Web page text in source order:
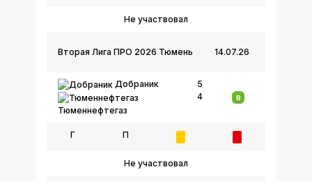
Не участвовал
14.07.26
Вторая Лига ПРО 2026 Тюмень
Добраник
Тюменнефтегаз
5
4
В
Г П
Не участвовал